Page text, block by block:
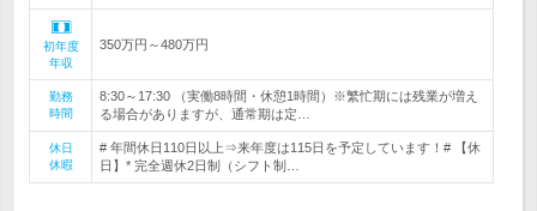
初年度
年収
350万円～480万円
勤務
時間
8:30～17:30 （実働8時間・休憩1時間）※繁忙期には残業が増え
る場合がありますが、通常期は定…
休日
休暇
# 年間休日110日以上⇒来年度は115日を予定しています！# 【休
日】* 完全週休2日制（シフト制…